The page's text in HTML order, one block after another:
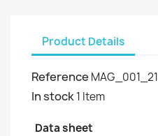
Product Details
Reference MAG_001_21
In stock1 Item
Data sheet